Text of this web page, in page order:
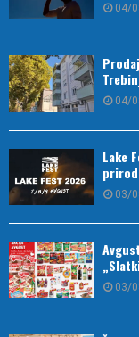
04/
04/
Lake
03/
03/